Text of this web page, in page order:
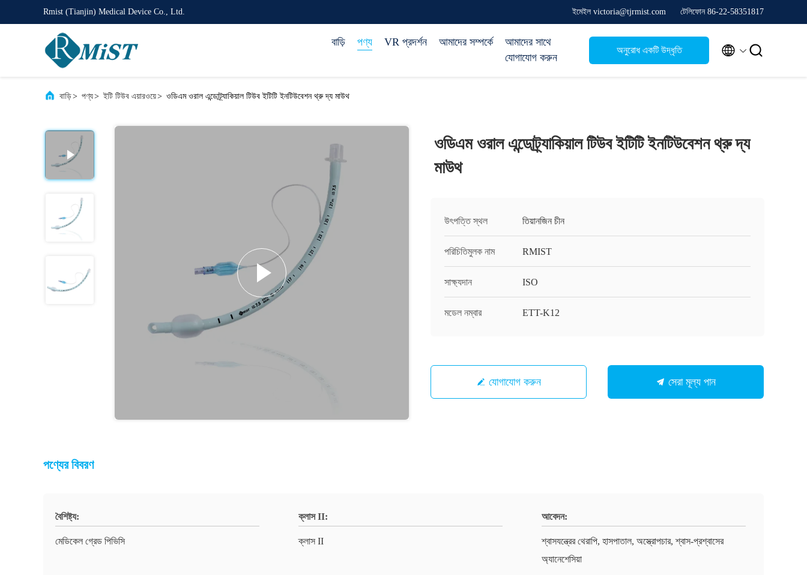
Rmist (Tianjin) Medical Device Co., Ltd. ইমেইল victoria@tjrmist.com টেলিফোন 86-22-58351817
বাড়ি পণ্য VR প্রদর্শন আমাদের সম্পর্কে
আমাদের সাথে
যোগাযোগ করুন
অনুরোধ একটি উদ্ধৃতি  
বাড়ি> পণ্য> ইটি টিউব এয়ারওয়ে> ওডিএম ওরাল এন্ডোট্র্যাকিয়াল টিউব ইটিটি ইনটিউবেশন থ্রু দ্য মাউথ
ওডিএম ওরাল এন্ডোট্র্যাকিয়াল টিউব ইটিটি ইনটিউবেশন থ্রু দ্য
মাউথ
উৎপত্তি স্থল তিয়ানজিন চীন
পরিচিতিমুলক নাম RMIST
সাক্ষ্যদান ISO
মডেল নম্বার ETT-K12
যোগাযোগ করুন সেরা মূল্য পান
পণ্যের বিবরণ
বৈশিষ্ট্য:
মেডিকেল গ্রেড পিভিসি
ক্লাস II:
ক্লাস II
আবেদন:
শ্বাসযন্ত্রের থেরাপি, হাসপাতাল, অস্ত্রোপচার, শ্বাস-প্রশ্বাসের
অ্যানেশেসিয়া